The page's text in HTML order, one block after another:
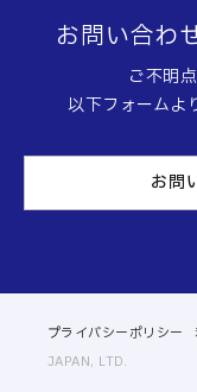
お問い合わ
ご不明
以下フォームよ
お問
プライバシーポリシー
JAPAN, LTD.